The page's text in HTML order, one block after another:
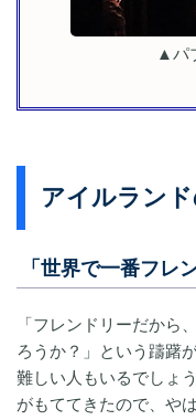
▲パ
アイルラン
「世界で一番フレ
「フレンドリーだから
ろうか？」という躊躇
難しい人もいるでしょ
がもててきたので、や